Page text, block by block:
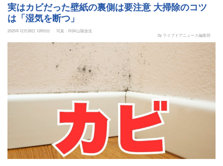
実はカビだった壁紙の裏側は要注意 大掃除のコツ
は「湿気を断つ」
2025年12月28日 12時0分
写真：RSK山陽放送
by ライブドアニュース編集部